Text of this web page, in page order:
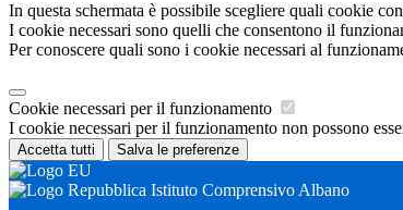
In questa schermata è possibile scegliere quali cookie
I cookie necessari sono quelli che consentono il
Per conoscere quali sono i cookie necessari al
Cookie necessari per il funzionamento
I cookie necessari per il funzionamento non possono
Accetta tutti Salva le preferenze
Istituto Comprensivo Albano